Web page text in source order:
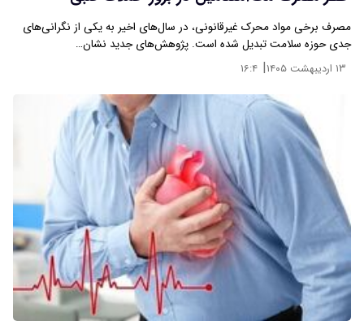
مصرف برخی مواد محرک غیرقانونی، در سال‌های اخیر به یکی از نگرانی‌های
جدی حوزه سلامت تبدیل شده است. پژوهش‌های جدید نشان…
۱۳ اردیبهشت ۱۴۰۵ | ۱۶:۴